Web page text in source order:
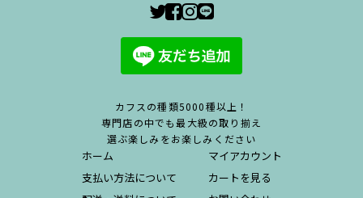
カフスの種類5000種以上！
専門店の中でも最大級の取り揃え
選ぶ楽しみをお楽しみください
ホーム
支払い方法について
マイアカウント
カートを見る